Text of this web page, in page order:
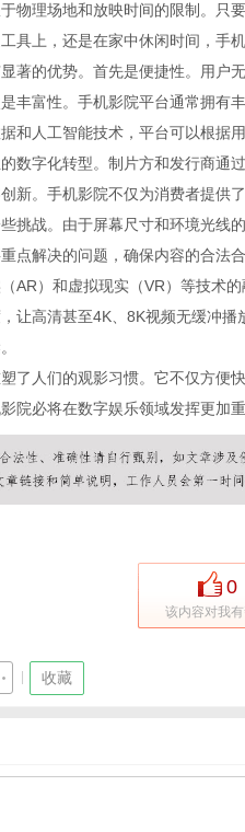
物理场地和放映时间的限制。只
具上，还是在家中休闲时间，手
著的优势。首先是便捷性。用户
丰富性。手机影院平台通常拥有
和人工智能技术，平台可以根据
数字化转型。制片方和发行商通
新。手机影院不仅为消费者提供
挑战。由于屏幕尺寸和环境光线
点解决的问题，确保内容的合法
AR）和虚拟现实（VR）等技术
让高清甚至4K、8K视频无缓冲
了人们的观影习惯。它不仅方便
院必将在数字娱乐领域发挥更加
0
该内容对我
收藏